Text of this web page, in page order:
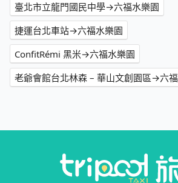
臺北市立龍門國民中學→六福水樂園
捷運台北車站→六福水樂園
ConfitRémi 黑米→六福水樂園
老爺會館台北林森 – 華山文創園區→六